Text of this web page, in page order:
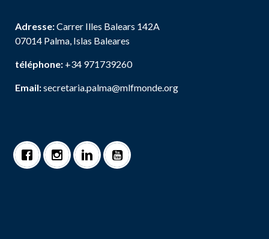
Adresse:Carrer Illes Balears 142A
07014 Palma, Islas Baleares
téléphone: +34 971739260
Email:secretaria.palma@mlfmonde.org